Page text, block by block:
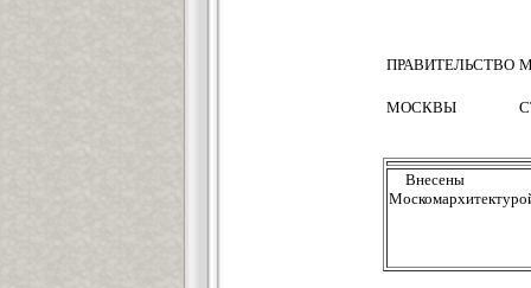
ПРАВИТЕЛЬСТВО
МОСКВЫ
Внесены